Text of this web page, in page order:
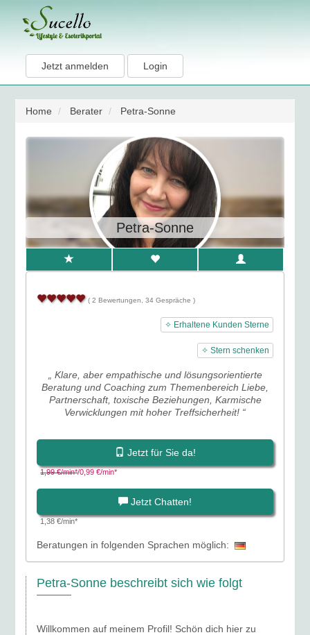
Jetzt anmelden Login
Home Berater Petra-Sonne
Petra-Sonne
( 2 Bewertungen, 34 Gespräche )
✧ Erhaltene Kunden Sterne
✧ Stern schenken
„ Klare, aber empathische und lösungsorientierte
Beratung und Coaching zum Themenbereich Liebe,
Partnerschaft, toxische Beziehungen, Karmische
Verwicklungen mit hoher Treffsicherheit! “
Jetzt für Sie da!
1,99 €/min*/0,99 €/min*
Jetzt Chatten!
1,38 €/min*
Beratungen in folgenden Sprachen möglich:
Petra-Sonne beschreibt sich wie folgt
Willkommen auf meinem Profil! Schön dich hier zu